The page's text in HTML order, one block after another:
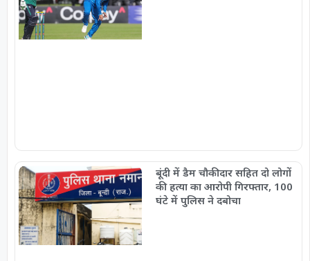
बूंदी में डैम चौकीदार सहित दो लोगों
की हत्या का आरोपी गिरफ्तार, 100
घंटे में पुलिस ने दबोचा